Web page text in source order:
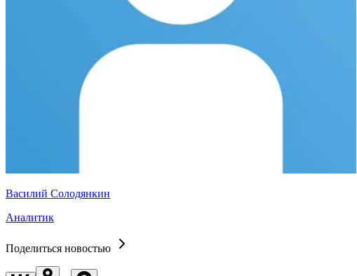
Василий Солодянкин
Аналитик
Поделиться новостью